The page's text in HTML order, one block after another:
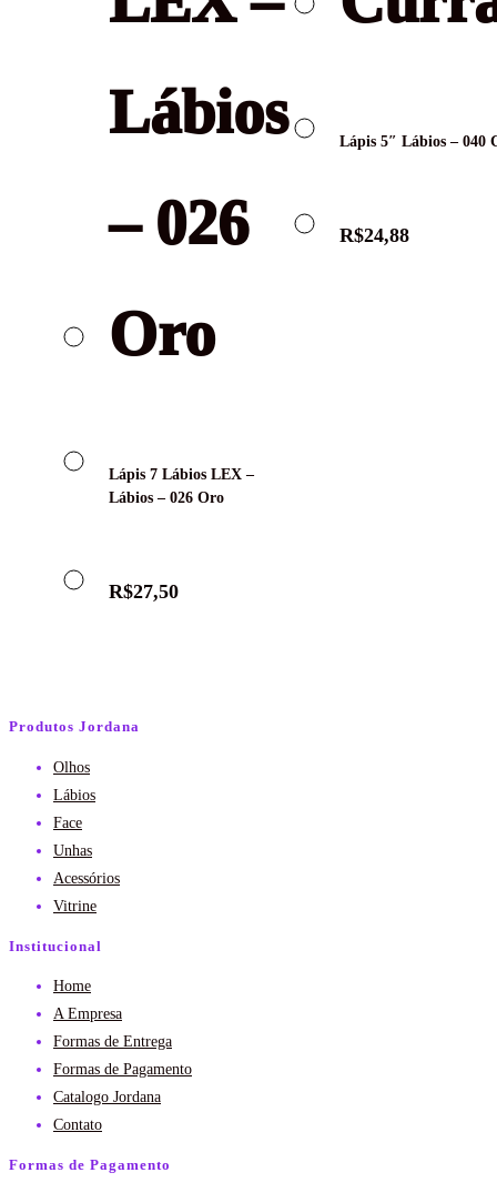
Lápis 7 Lábios LEX –
Lábios – 026 Oro
R$27,50
Lápis 5″ Lábios – 040
R$24,88
Produtos Jordana
Olhos
Lábios
Face
Unhas
Acessórios
Vitrine
Institucional
Home
A Empresa
Formas de Entrega
Formas de Pagamento
Catalogo Jordana
Contato
Formas de Pagamento